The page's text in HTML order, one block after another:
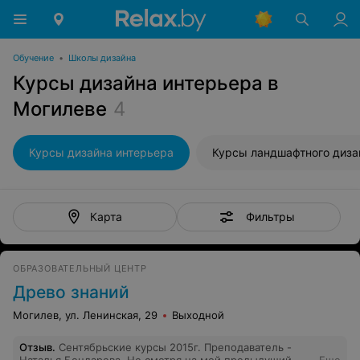
Обучение • Школы дизайна
Курсы дизайна интерьера в
Могилеве 4
Курсы дизайна интерьера Курсы ландшафтного
Карта Фильтры
ОБРАЗОВАТЕЛЬНЫЙ ЦЕНТР
Древо знаний
Могилев, ул. Ленинская, 29 Выходной
Отзыв. Сентябрьские курсы 2015г. Преподаватель -